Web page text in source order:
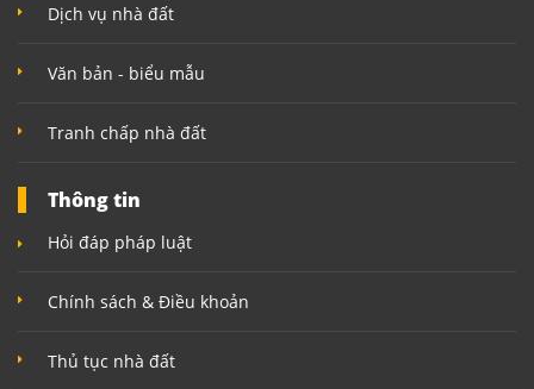
Dịch vụ nhà đất
Văn bản - biểu mẫu
Tranh chấp nhà đất
Thông tin
Hỏi đáp pháp luật
Chính sách & Điều khoản
Thủ tục nhà đất